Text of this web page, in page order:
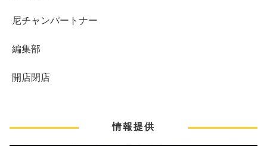
尼チャンパートナー
編集部
開店閉店
情報提供